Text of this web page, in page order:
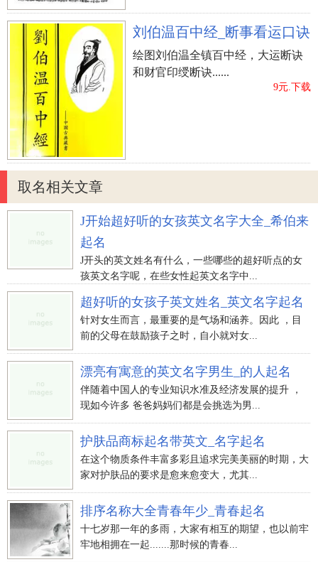
?、许骞信
【字意】 骞表明飞起、举起、骞翥；信表明诚信、
恪守、自信心，实际意义幽美。
【喻意】 该姓名能够趣解得：“举起 • 诚信”。
【乐律】 许、骞、信的字读音是xǔ、qiān、xìn，音
调为上声、阳平、去声。
【字形】 许为左右结构，姓名学笔画11画；骞为上
下结构，姓名学笔画20画；信为左右结构，姓名学
【五格】 该姓名的五格笔画配搭为11-20-9，五格出
众。
许姓男孩起名大全超好听的
（许飞白）、（许炳君）、（许刚捷）、（许兴
怀）、（许越泽）、（许文林）
（许昊天）、（许勇毅）、（许巨龙）、（许伟
懋）、（许远骞）、（俞彬复）
（许意智）、（许修德）、（许勇锐）、（许曜
灿）、（许宇荫）、（许奇志）
（许滨海县）、（许承允）、（许嘉茂）、（许文
光）、（许浩歌）、（许玉堂）
（许高翰）、（许弘厚）、（许英彦）、（许绍
钧）、（许高澹）、（许智阳）
（许昊伟）、（许浩宕）、（许承运公司）、（许
永元）、（许彦昌）、（许浩思）
（许彦君）、（许光熙）、（许嘉澍）、（许雅
昶）、（许华辉）、（许昆鹏）
（许元良）、（许大海）、（许疾驰）、（许博
刘伯温百中经_断事看运口诀
绘图刘伯温全镇百中经，大运断诀
和财官印绶断诀......
9元.下载
取名相关文章
J开始超好听的女孩英文名字大全_希伯来
起名
J开头的英文姓名有什么，一些哪些的超好听点的女
孩英文名字呢，在些女性起英文名字中...
超好听的女孩子英文姓名_英文名字起名
针对女生而言，最重要的是气场和涵养。因此 ，目
前的父母在鼓励孩子之时，自小就对女...
漂亮有寓意的英文名字男生_的人起名
伴随着中国人的专业知识水准及经济发展的提升 ，
现如今许多 爸爸妈妈们都是会挑选为男...
护肤品商标起名带英文_名字起名
在这个物质条件丰富多彩且追求完美美丽的时期，大
家对护肤品的要求是愈来愈变大，尤其...
排序名称大全青春年少_青春起名
十七岁那一年的多雨，大家有相互的期望，也以前牢
牢地相拥在一起.......那时候的青春...